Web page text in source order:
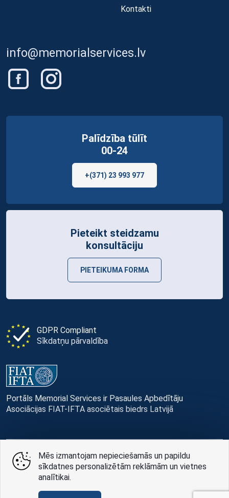
Kontakti
info@memorialservices.lv
GDPR Compliant
Sīkdatņu pārvaldība
Portāls Memorial Services ir Pasaules Apbedītāju
Asociācijas FIAT-IFTA asociētais biedrs Latvijā
Palīdzība tūlīt
00-24
+(371) 23 993 977
Pieteikt steidzamu
konsultāciju
PIETEIKUMA FORMA
© Memorial Services, 2016 — 2026 pr3-g
Privātuma politikai
Mēs izmantojam nepieciešamās un papildu
sīkdatnes personalizētām reklāmām un vietnes
analītikai.